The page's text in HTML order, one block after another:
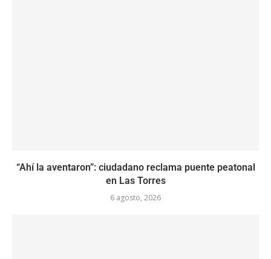
“Ahí la aventaron”: ciudadano reclama puente peatonal
en Las Torres
6 agosto, 2026